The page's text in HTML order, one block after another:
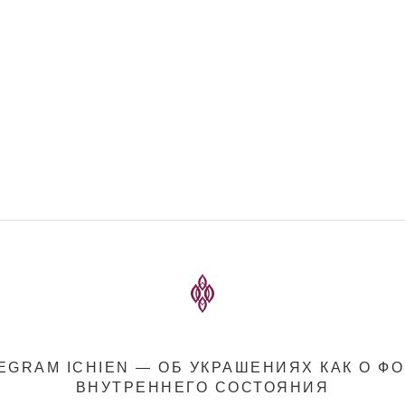
ICHIEN — ОБ УКРАШЕНИЯХ КАК О
ВНУТРЕННЕГО СОСТОЯНИЯ